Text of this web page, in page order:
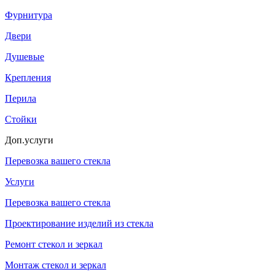
Фурнитура
Двери
Душевые
Крепления
Перила
Стойки
Доп.услуги
Перевозка вашего стекла
Услуги
Перевозка вашего стекла
Проектирование изделий из стекла
Ремонт стекол и зеркал
Монтаж стекол и зеркал